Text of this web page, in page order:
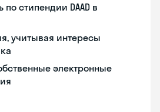
стипендии DAAD в
учитывая интересы
электронные